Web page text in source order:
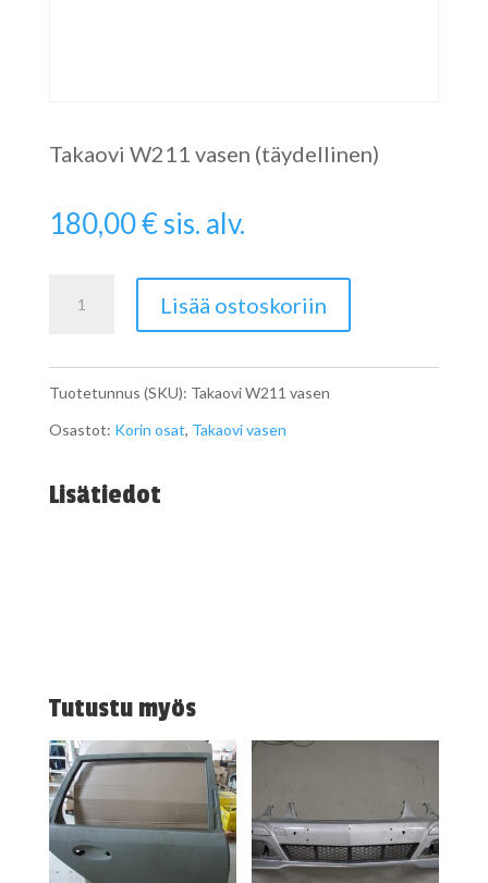
Takaovi W211 vasen (täydellinen)
180,00€sis. alv.
vasen
määrä
Lisää ostoskoriin
Tuotetunnus (SKU): Takaovi W211 vasen
Osastot: Korin osat, Takaovi vasen
Lisätiedot
Tutustu myös